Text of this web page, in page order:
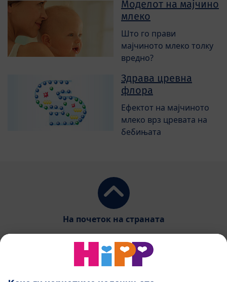
Моделот на мајчино
млеко
Што го прави
мајчиното млеко толку
вредно?
Здрава цревна
флора
Ефектот на мајчиното
млеко врз цревата на
бебињата
На почеток на страната